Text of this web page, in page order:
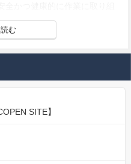
あるワークライフバラ
いるため、スムーズな段取り
います。
ル」があるため、休日に仕事
SITE】